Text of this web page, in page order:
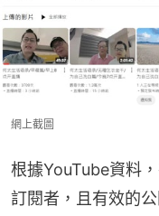
網上截圖
根據YouTube資料
訂閱者，且有效的